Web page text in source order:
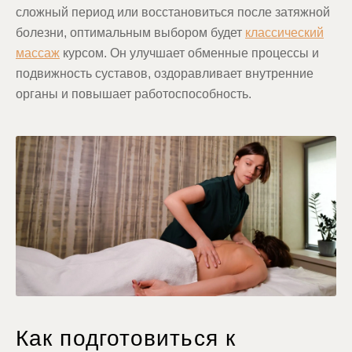
сложный период или восстановиться после затяжной
болезни, оптимальным выбором будет классический
массаж курсом. Он улучшает обменные процессы и
подвижность суставов, оздоравливает внутренние
органы и повышает работоспособность.
Как подготовиться к